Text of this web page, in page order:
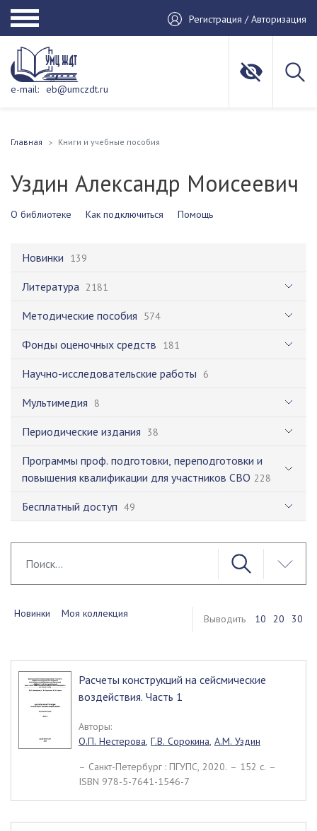
Регистрация / Авторизация
e-mail: eb@umczdt.ru
Главная Книги и учебные пособия
Уздин Александр Моисеевич
О библиотеке Как подключиться Помощь
Новинки 139
Литература 2181
Методические пособия 574
Фонды оценочных средств 181
Научно-исследовательские работы 6
Мультимедия 8
Периодические издания 38
Программы проф. подготовки, переподготовки и
повышения квалификации для участников СВО 228
Бесплатный доступ 49
Новинки Моя коллекция Выводить 10 20 30
Расчеты конструкций на сейсмические
воздействия. Часть 1
Авторы:
О.П. Нестерова, Г.В. Сорокина, А.М. Уздин
– Санкт-Петербург : ПГУПС, 2020. – 152 c. –
ISBN 978-5-7641-1546-7